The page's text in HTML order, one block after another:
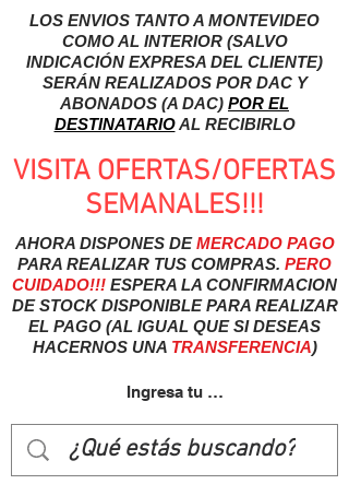
LOS ENVIOS TANTO A MONTEVIDEO
COMO AL INTERIOR (SALVO
INDICACIÓN EXPRESA DEL CLIENTE)
SERÁN REALIZADOS POR DAC Y
ABONADOS (A DAC) POR EL
DESTINATARIOAL RECIBIRLO
VISITA OFERTAS/OFERTAS
SEMANALES!!!
AHORA DISPONES DEMERCADO PAGO
PARA REALIZAR TUS COMPRAS. PERO
CUIDADO!!! ESPERA LA CONFIRMACION
DE STOCK DISPONIBLE PARA REALIZAR
EL PAGO (AL IGUAL QUE SI DESEAS
HACERNOS UNA TRANSFERENCIA)
Ingresa tu usuairo